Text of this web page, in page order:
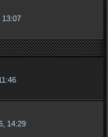
13:07
14:29